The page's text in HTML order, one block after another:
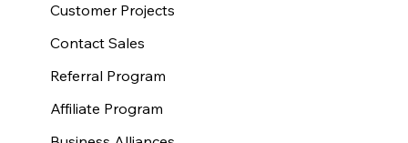
Customer Projects
Contact Sales
Referral Program
Affiliate Program